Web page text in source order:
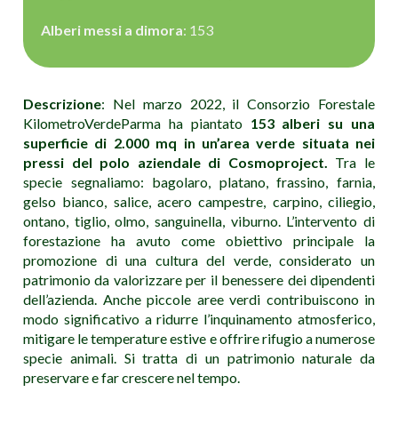
Alberi messi a dimora: 153
Descrizione: Nel marzo 2022, il Consorzio Forestale
KilometroVerdeParma ha piantato 153 alberi su una
superficie di 2.000 mq in un’area verde situata nei
pressi del polo aziendale di Cosmoproject.
Tra le
specie segnaliamo: bagolaro, platano, frassino, farnia,
gelso bianco, salice, acero campestre, carpino, ciliegio,
ontano, tiglio, olmo, sanguinella, viburno. L’intervento di
forestazione ha avuto come obiettivo principale la
promozione di una cultura del verde, considerato un
patrimonio da valorizzare per il benessere dei dipendenti
dell’azienda. Anche piccole aree verdi contribuiscono in
modo significativo a ridurre l’inquinamento atmosferico,
mitigare le temperature estive e offrire rifugio a numerose
specie animali. Si tratta di un patrimonio naturale da
preservare e far crescere nel tempo.